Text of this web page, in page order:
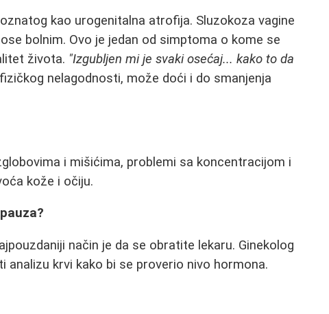
kao urogenitalna atrofija. Sluzokoza vagine
bolnim. Ovo je jedan od simptoma o kome se
života. "Izgubljen mi je svaki osećaj... kako to da
nelagodnosti, može doći i do smanjenja
i mišićima, problemi sa koncentracijom i
kože i očiju.
način je da se obratite lekaru. Ginekolog
krvi kako bi se proverio nivo hormona.